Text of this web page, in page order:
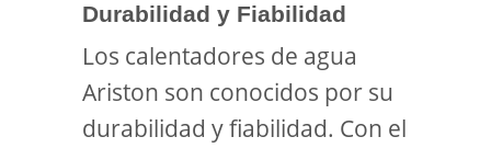
Durabilidad y Fiabilidad
Los calentadores de agua
Ariston son conocidos por su
durabilidad y fiabilidad. Con el